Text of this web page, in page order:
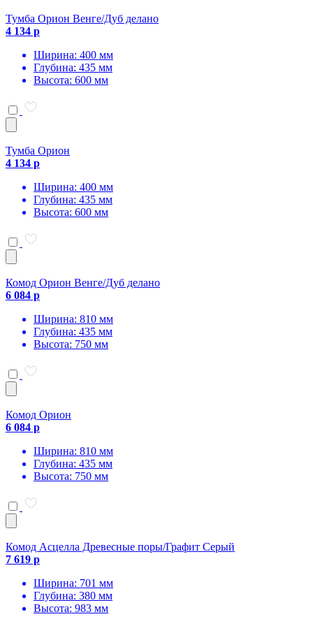
Тумба Орион Венге/Дуб делано
4 134 р
Ширина: 400 мм
Глубина: 435 мм
Высота: 600 мм
Тумба Орион
4 134 р
Ширина: 400 мм
Глубина: 435 мм
Высота: 600 мм
Комод Орион Венге/Дуб делано
6 084 р
Ширина: 810 мм
Глубина: 435 мм
Высота: 750 мм
Комод Орион
6 084 р
Ширина: 810 мм
Глубина: 435 мм
Высота: 750 мм
Комод Асцелла Древесные поры/Графит Серый
7 619 р
Ширина: 701 мм
Глубина: 380 мм
Высота: 983 мм